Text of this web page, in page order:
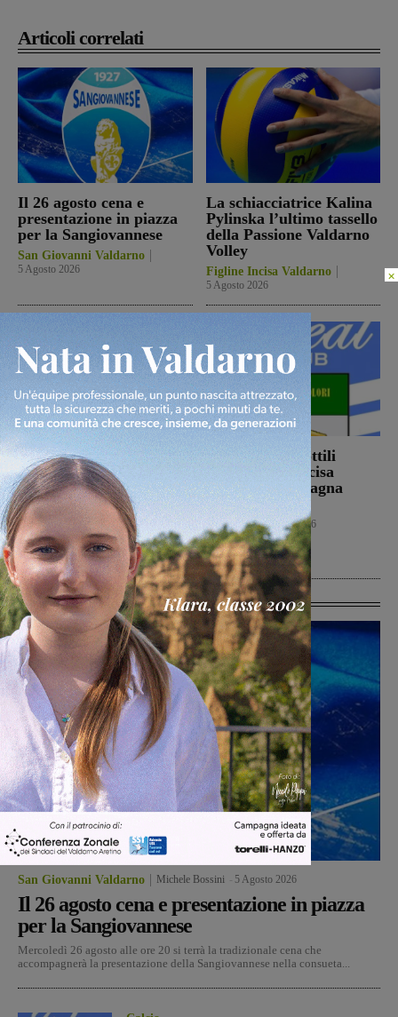
Articoli correlati
Il 26 agosto cena e
presentazione in piazza
per la Sangiovannese
San Giovanni Valdarno
5 Agosto 2026
La schiacciatrice Kalina
Pylinska l’ultimo tassello
della Passione Valdarno
Volley
Figline Incisa Valdarno
5 Agosto 2026
Ennesimo atto di
violenza contro gli
animali: a Montalto
gatto colpito da pallini.
Enpa: “Atto
ingiustificabile”
Cronaca 5 Agosto 2026
Con Stefano Sottili
l’Ideal Club Incisa
chiude la campagna
acquisti
Calcio 5 Agosto 2026
Ultime Calcio
San Giovanni Valdarno Michele Bossini 5 Agosto 2026
Il 26 agosto cena e presentazione in piazza
per la Sangiovannese
Mercoledì 26 agosto alle ore 20 si terrà la tradizionale cena che
accompagnerà la presentazione della Sangiovannese nella consueta...
×